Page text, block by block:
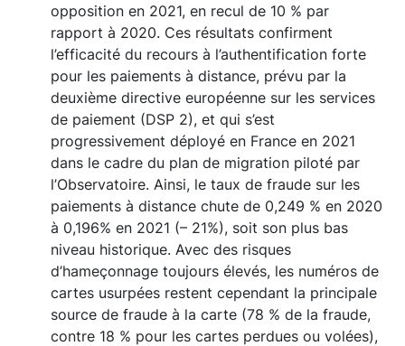
opposition en 2021, en recul de 10 % par
rapport à 2020. Ces résultats confirment
l’efficacité du recours à l’authentification forte
pour les paiements à distance, prévu par la
deuxième directive européenne sur les services
de paiement (DSP 2), et qui s’est
progressivement déployé en France en 2021
dans le cadre du plan de migration piloté par
l’Observatoire. Ainsi, le taux de fraude sur les
paiements à distance chute de 0,249 % en 2020
à 0,196% en 2021 (– 21%), soit son plus bas
niveau historique. Avec des risques
d’hameçonnage toujours élevés, les numéros de
cartes usurpées restent cependant la principale
source de fraude à la carte (78 % de la fraude,
contre 18 % pour les cartes perdues ou volées),